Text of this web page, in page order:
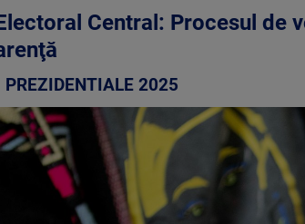
Central: Procesul de
PREZIDENTIALE 2025